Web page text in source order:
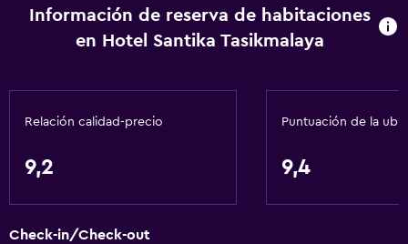
Información de reserva de habitaciones
en Hotel Santika Tasikmalaya
Relación calidad-precio
9,2
Puntuación de la
9,4
Check-in/Check-out